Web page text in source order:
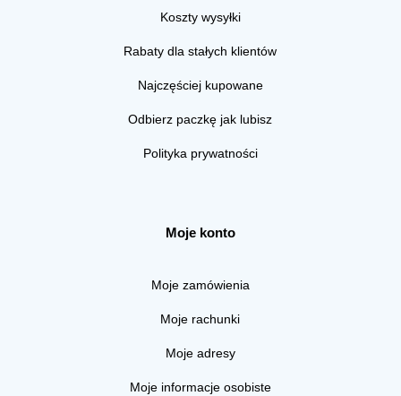
Koszty wysyłki
Rabaty dla stałych klientów
Najczęściej kupowane
Odbierz paczkę jak lubisz
Polityka prywatności
Moje konto
Moje zamówienia
Moje rachunki
Moje adresy
Moje informacje osobiste